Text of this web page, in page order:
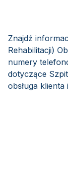
Znajdź
Rehabilitacji)
numery
dotyczące
obsługa klienta